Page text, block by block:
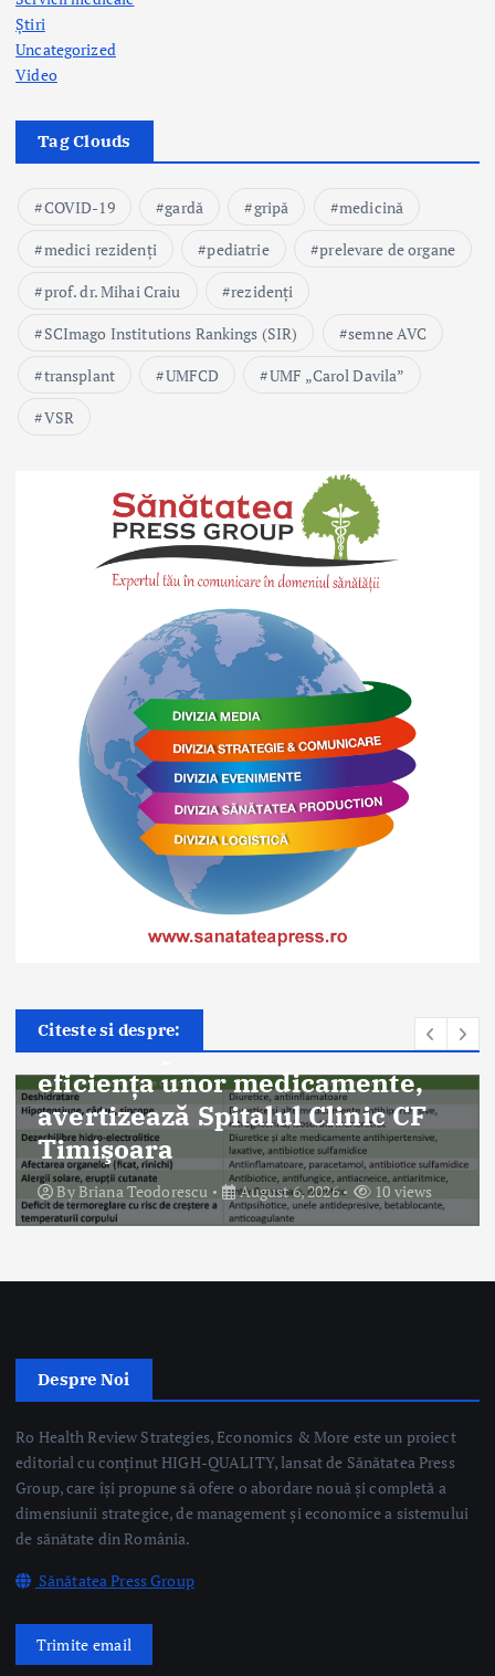
Știri
Uncategorized
Video
Tag Clouds
COVID-19 gardă gripă
medicină
medici rezidenți
pediatrie
prelevare de organe
prof. dr. Mihai Craiu
rezidenți
SCImago Institutions Rankings (SIR)
semne AVC
transplant
UMFCD
UMF „Carol Davila”
VSR
Citeste si despre:
Știri
Canicula poate reduce
eficiența unor medicamente,
avertizează Spitalul Clinic CF
Timişoara
ByBriana Teodorescu August 6, 2026 10 views
Despre Noi
Ro Health Review Strategies, Economics & More este un proiect
editorial cu conținut HIGH-QUALITY, lansat de Sănătatea Press
Group, care își propune să ofere o abordare nouă și completă a
dimensiunii strategice, de management și economice a sistemului
de sănătate din România.
Sănătatea Press Group
Trimite email